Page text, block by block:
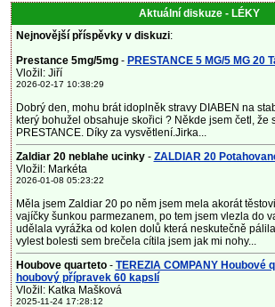
Aktuální diskuze - LÉKY
Nejnovější příspěvky v diskuzi:
Prestance 5mg/5mg- PRESTANCE 5 MG/5 MG 20
Vložil: Jiří
2026-02-17 10:38:29
Dobrý den, mohu brát idoplněk stravy DIABEN na
který bohužel obsahuje skořici ? Někde jsem četl, že
PRESTANCE. Díky za vysvětlení.Jirka...
Zaldiar 20 neblahe ucinky- ZALDIAR 20
Vložil: Markéta
2026-01-08 05:23:22
Měla jsem Zaldiar 20 po něm jsem mela akorát
vajíčky šunkou parmezanem, po tem jsem vlezla do
udělala vyrážka od kolen dolů která neskutečně
vylest bolesti sem brečela cítila jsem jak mi nohy...
Houbove quarteto- TEREZIA COMPANY Houbové
houbový přípravek 60 kapslí
Vložil: Katka Mašková
2025-11-24 17:28:12